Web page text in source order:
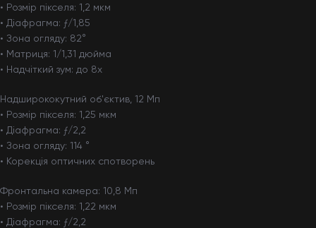
• Розмір пікселя: 1,2 мкм
• Діафрагма: ƒ/1,85
• Зона огляду: 82°
• Матриця: 1/1,31 дюйма
• Надчіткий зум: до 8x
Надширококутний об'єктив, 12 Мп
• Розмір пікселя: 1,25 мкм
• Діафрагма: ƒ/2,2
• Зона огляду: 114 °
• Корекція оптичних спотворень
Фронтальна камера: 10,8 Мп
• Розмір пікселя: 1,22 мкм
• Діафрагма: ƒ/2,2